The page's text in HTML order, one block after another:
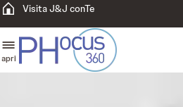
Visita J&J conTe
apri